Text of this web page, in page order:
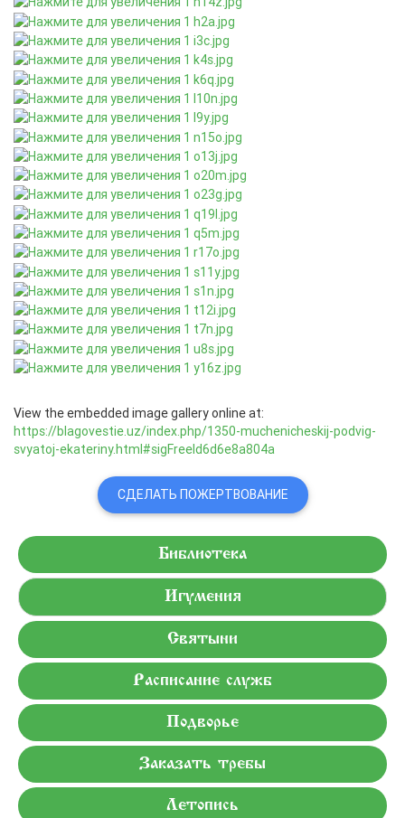
View the embedded image gallery online at:
https://blagovestie.uz/index.php/1350-muchenicheskij-podvig-
svyatoj-ekateriny.html#sigFreeId6d6e8a804a
СДЕЛАТЬ ПОЖЕРТВОВАНИЕ
Библиотека
Игумения
Святыни
Расписание служб
Подворье
Заказать требы
Летопись